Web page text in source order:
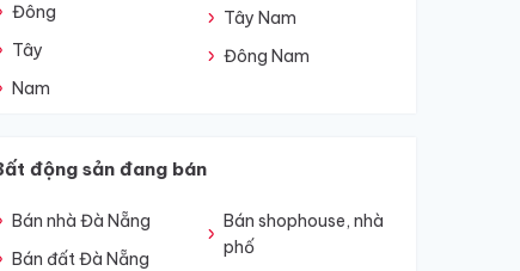
Đông
Tây
Nam
Tây Nam
Đông Nam
động sản đang bán
Bán nhà Đà Nẵng
Bán đất Đà Nẵng
Bán shophouse, nhà
phố